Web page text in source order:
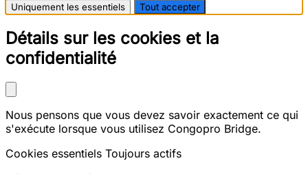
Uniquement les essentiels Tout accepter
Détails sur les cookies et la
confidentialité
Nous pensons que vous devez savoir exactement ce qui
s'exécute lorsque vous utilisez Congopro Bridge.
Cookies essentiels Toujours actifs